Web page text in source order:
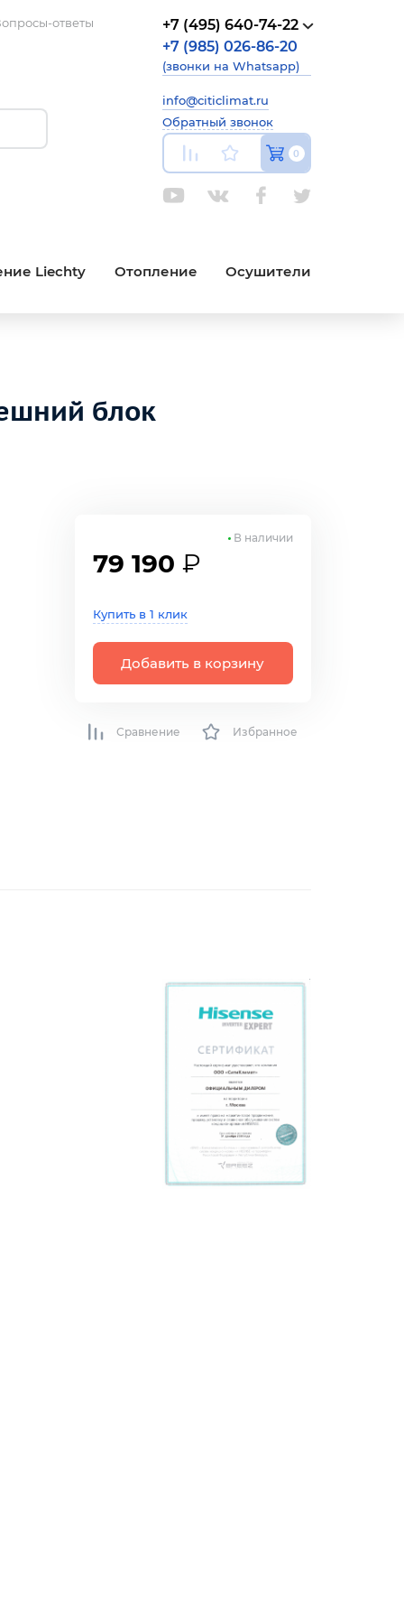
ответы
+7 (495) 640-74-22
+7 (985) 026-86-20
(звонки на Whatsapp)
info@citiclimat.ru
Обратный звонок
0
Liechty Отопление Осушители
блок
79 190 ₽
Купить в 1 клик
Добавить в корзину
В наличии
Сравнение Избранное